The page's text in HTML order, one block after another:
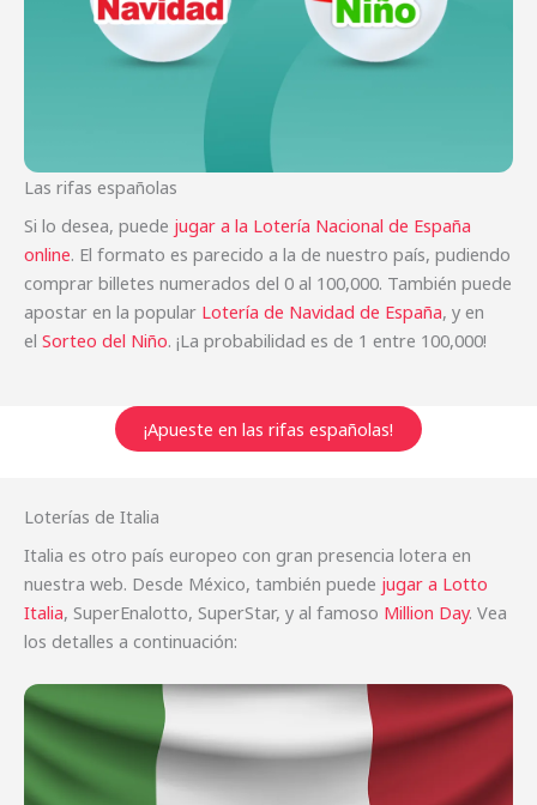
Las rifas españolas
Si lo desea, puede jugar a la Lotería Nacional de España
online. El formato es parecido a la de nuestro país, pudiendo
comprar billetes numerados del 0 al 100,000. También puede
apostar en la popular Lotería de Navidad de España, y en
el Sorteo del Niño. ¡La probabilidad es de 1 entre 100,000!
¡Apueste en las rifas españolas!
Loterías de Italia
Italia es otro país europeo con gran presencia lotera en
nuestra web. Desde México, también puede jugar a Lotto
Italia, SuperEnalotto, SuperStar, y al famoso Million Day. Vea
los detalles a continuación: